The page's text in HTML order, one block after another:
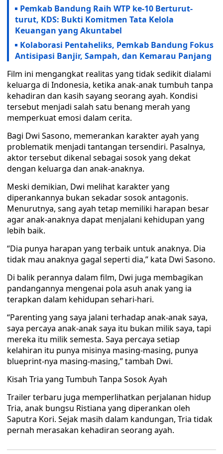
Pemkab Bandung Raih WTP ke-10 Berturut-
turut, KDS: Bukti Komitmen Tata Kelola
Keuangan yang Akuntabel
Kolaborasi Pentaheliks, Pemkab Bandung Fokus
Antisipasi Banjir, Sampah, dan Kemarau Panjang
Film ini mengangkat realitas yang tidak sedikit dialami
keluarga di Indonesia, ketika anak-anak tumbuh tanpa
kehadiran dan kasih sayang seorang ayah. Kondisi
tersebut menjadi salah satu benang merah yang
memperkuat emosi dalam cerita.
Bagi Dwi Sasono, memerankan karakter ayah yang
problematik menjadi tantangan tersendiri. Pasalnya,
aktor tersebut dikenal sebagai sosok yang dekat
dengan keluarga dan anak-anaknya.
Meski demikian, Dwi melihat karakter yang
diperankannya bukan sekadar sosok antagonis.
Menurutnya, sang ayah tetap memiliki harapan besar
agar anak-anaknya dapat menjalani kehidupan yang
lebih baik.
“Dia punya harapan yang terbaik untuk anaknya. Dia
tidak mau anaknya gagal seperti dia,” kata Dwi Sasono.
Di balik perannya dalam film, Dwi juga membagikan
pandangannya mengenai pola asuh anak yang ia
terapkan dalam kehidupan sehari-hari.
“Parenting yang saya jalani terhadap anak-anak saya,
saya percaya anak-anak saya itu bukan milik saya, tapi
mereka itu milik semesta. Saya percaya setiap
kelahiran itu punya misinya masing-masing, punya
blueprint-nya masing-masing,” tambah Dwi.
Kisah Tria yang Tumbuh Tanpa Sosok Ayah
Trailer terbaru juga memperlihatkan perjalanan hidup
Tria, anak bungsu Ristiana yang diperankan oleh
Saputra Kori. Sejak masih dalam kandungan, Tria tidak
pernah merasakan kehadiran seorang ayah.